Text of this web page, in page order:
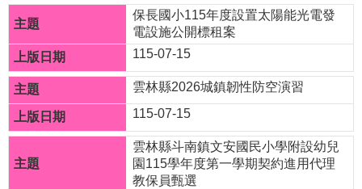
開
放
宣
告
隱
私
保長國小115年度設置太陽能光電發
電設施公開標租案
115-07-15
雲林縣2026城鎮韌性防空演習
115-07-15
雲林縣斗南鎮文安國民小學附設幼兒
園115學年度第一學期契約進用代理
教保員甄選